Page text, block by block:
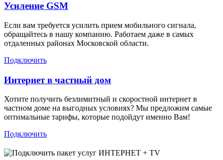
Усиление GSM
Если вам требуется усилить прием мобильного сигнала,
обращайтесь в нашу компанию. Работаем даже в самых
отдаленных районах Московской области.
Подключить
Интернет в частный дом
Хотите получить безлимитный и скоростной интернет в
частном доме на выгодных условиях? Мы предложим самые
оптимальные тарифы, которые подойдут именно Вам!
Подключить